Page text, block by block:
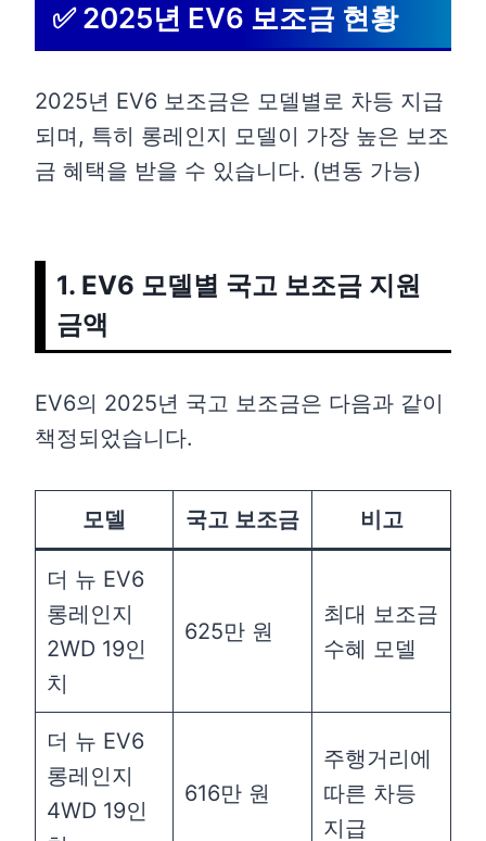
✅ 2025년 EV6 보조금 현황
2025년 EV6 보조금은 모델별로 차등 지급
되며, 특히 롱레인지 모델이 가장 높은 보조
금 혜택을 받을 수 있습니다. (변동 가능)
1. EV6 모델별 국고 보조금 지원
금액
EV6의 2025년 국고 보조금은 다음과 같이
책정되었습니다.
모델 국고 보조금 비고
더 뉴 EV6
롱레인지
2WD 19인
치
625만 원
최대 보조금
수혜 모델
더 뉴 EV6
롱레인지
4WD 19인
616만 원
주행거리에
따른 차등
지급